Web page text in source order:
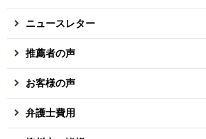
ニュースレター
推薦者の声
お客様の声
弁護士費用